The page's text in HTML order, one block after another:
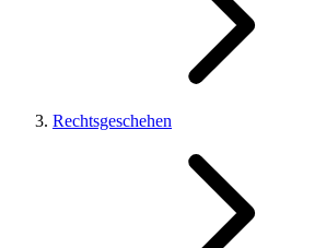
Rechtsgeschehen